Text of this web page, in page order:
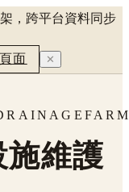
，跨平台資料同步
面 ✕
維護